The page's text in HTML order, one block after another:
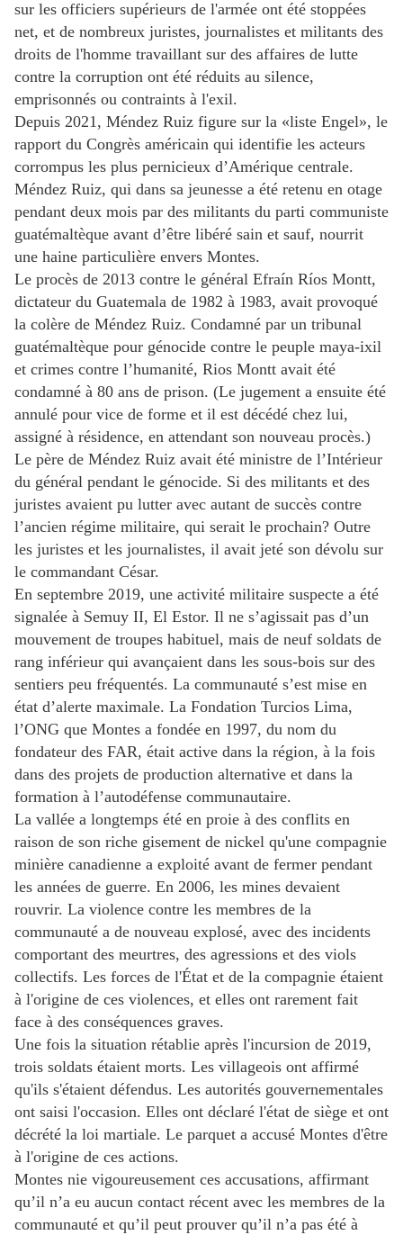
sur les officiers supérieurs de l'armée ont été stoppées
net, et de nombreux juristes, journalistes et militants des
droits de l'homme travaillant sur des affaires de lutte
contre la corruption ont été réduits au silence,
emprisonnés ou contraints à l'exil.
Depuis 2021, Méndez Ruiz figure sur la «liste Engel», le
rapport du Congrès américain qui identifie les acteurs
corrompus les plus pernicieux d’Amérique centrale.
Méndez Ruiz, qui dans sa jeunesse a été retenu en otage
pendant deux mois par des militants du parti communiste
guatémaltèque avant d’être libéré sain et sauf, nourrit
une haine particulière envers Montes.
Le procès de 2013 contre le général Efraín Ríos Montt,
dictateur du Guatemala de 1982 à 1983, avait provoqué
la colère de Méndez Ruiz. Condamné par un tribunal
guatémaltèque pour génocide contre le peuple maya-ixil
et crimes contre l’humanité, Rios Montt avait été
condamné à 80 ans de prison. (Le jugement a ensuite été
annulé pour vice de forme et il est décédé chez lui,
assigné à résidence, en attendant son nouveau procès.)
Le père de Méndez Ruiz avait été ministre de l’Intérieur
du général pendant le génocide. Si des militants et des
juristes avaient pu lutter avec autant de succès contre
l’ancien régime militaire, qui serait le prochain? Outre
les juristes et les journalistes, il avait jeté son dévolu sur
le commandant César.
En septembre 2019, une activité militaire suspecte a été
signalée à Semuy II, El Estor. Il ne s’agissait pas d’un
mouvement de troupes habituel, mais de neuf soldats de
rang inférieur qui avançaient dans les sous-bois sur des
sentiers peu fréquentés. La communauté s’est mise en
état d’alerte maximale. La Fondation Turcios Lima,
l’ONG que Montes a fondée en 1997, du nom du
fondateur des FAR, était active dans la région, à la fois
dans des projets de production alternative et dans la
formation à l’autodéfense communautaire.
La vallée a longtemps été en proie à des conflits en
raison de son riche gisement de nickel qu'une compagnie
minière canadienne a exploité avant de fermer pendant
les années de guerre. En 2006, les mines devaient
rouvrir. La violence contre les membres de la
communauté a de nouveau explosé, avec des incidents
comportant des meurtres, des agressions et des viols
collectifs. Les forces de l'État et de la compagnie étaient
à l'origine de ces violences, et elles ont rarement fait
face à des conséquences graves.
Une fois la situation rétablie après l'incursion de 2019,
trois soldats étaient morts. Les villageois ont affirmé
qu'ils s'étaient défendus. Les autorités gouvernementales
ont saisi l'occasion. Elles ont déclaré l'état de siège et ont
décrété la loi martiale. Le parquet a accusé Montes d'être
à l'origine de ces actions.
Montes nie vigoureusement ces accusations, affirmant
qu’il n’a eu aucun contact récent avec les membres de la
communauté et qu’il peut prouver qu’il n’a pas été à